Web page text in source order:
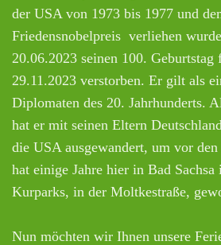
der USA von 1973 bis 1977 und
Friedensnobelpreis verliehen
20.06.2023 seinen 100. Geburtstag
29.11.2023 verstorben. Er gilt als
Diplomaten des 20. Jahrhunderts.
hat er mit seinen Eltern
die USA ausgewandert, um vor
hat einige Jahre hier in Bad Sachsa
Kurparks, in der Moltkestraße,
Nun möchten wir Ihnen unsere